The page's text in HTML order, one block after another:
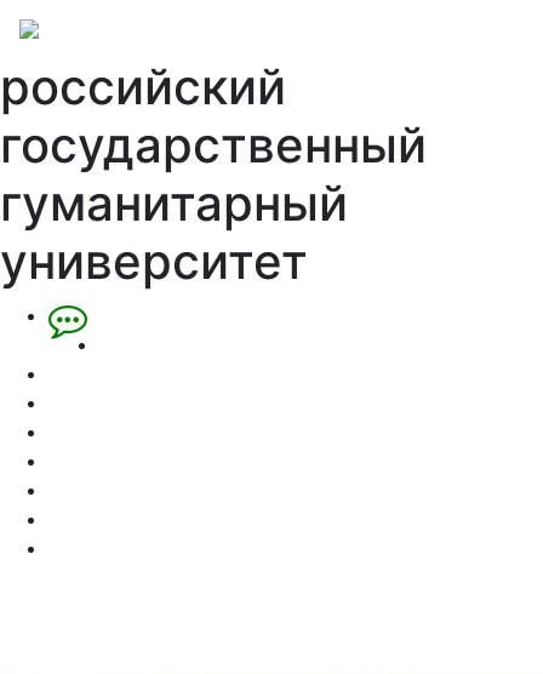
российский
государственный
гуманитарный
университет